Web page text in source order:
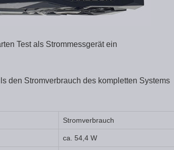
Test als Strommessgerät ein
den Stromverbrauch des kompletten Systems
Stromverbrauch
ca. 54,4 W